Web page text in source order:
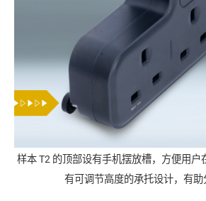
样本 T2 的顶部设有手机摆放槽，方便用
有可调节高度的承托设计，有助